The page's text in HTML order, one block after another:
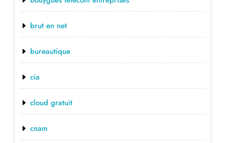
brut en net
bureautique
cia
cloud gratuit
cnam